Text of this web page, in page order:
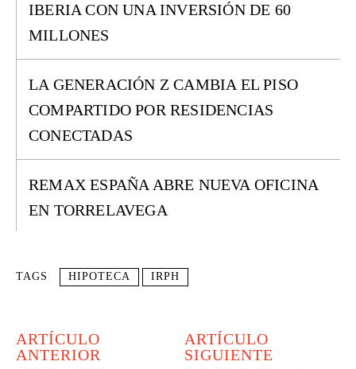
IBERIA CON UNA INVERSIÓN DE 60
MILLONES
LA GENERACIÓN Z CAMBIA EL PISO
COMPARTIDO POR RESIDENCIAS
CONECTADAS
REMAX ESPAÑA ABRE NUEVA OFICINA
EN TORRELAVEGA
TAGS HIPOTECA IRPH
ARTÍCULO
ANTERIOR
ARTÍCULO
SIGUIENTE